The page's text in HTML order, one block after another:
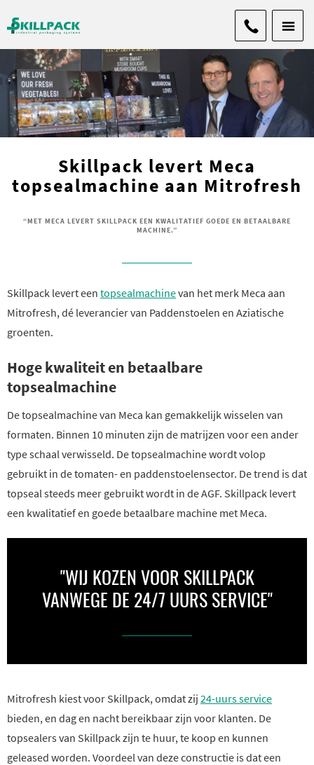
Skillpack levert Meca
topsealmachine aan Mitrofresh
“MET MECA LEVERT SKILLPACK EEN KWALITATIEF GOEDE EN BETAALBARE
MACHINE.”
Skillpack levert een topsealmachinevan het merk Meca aan
Mitrofresh, dé leverancier van Paddenstoelen en Aziatische
groenten.
Hoge kwaliteit en betaalbare
topsealmachine
De topsealmachine van Meca kan gemakkelijk wisselen van
formaten. Binnen 10 minuten zijn de matrijzen voor een ander
type schaal verwisseld. De topsealmachine wordt volop
gebruikt in de tomaten- en paddenstoelensector. De trend is dat
topseal steeds meer gebruikt wordt in de AGF. Skillpack levert
een kwalitatief en goede betaalbare machine met Meca.
"WIJ KOZEN VOOR SKILLPACK
VANWEGE DE 24/7 UURS SERVICE"
Mitrofresh kiest voor Skillpack, omdat zij 24-uurs service
bieden, en dag en nacht bereikbaar zijn voor klanten. De
topsealers van Skillpack zijn te huur, te koop en kunnen
geleased worden. Voordeel van deze constructie is dat een